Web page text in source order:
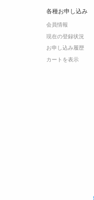
各種お申し込み
会員情報
現在の登録状況
お申し込み履歴
カートを表示